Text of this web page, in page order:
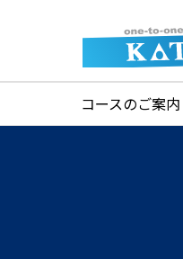
コースのご案内